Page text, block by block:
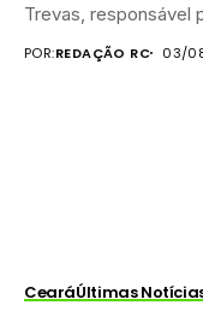
Trevas, responsável
POR:REDAÇÃO RC 03/
CearáÚltimas